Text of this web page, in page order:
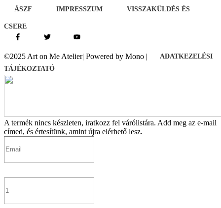
ÁSZF IMPRESSZUM VISSZAKÜLDÉS ÉS
CSERE
©2025 Art on Me Atelier| Powered by Mono |
ADATKEZELÉSI
TÁJÉKOZTATÓ
A termék nincs készleten, iratkozz fel várólistára. Add meg az e-mail
címed, és értesítünk, amint újra elérhető lesz.